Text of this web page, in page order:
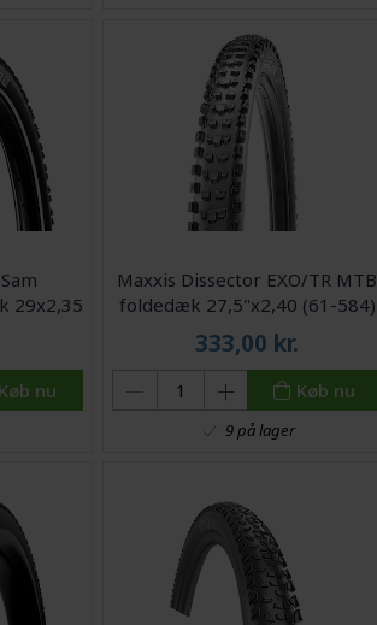
29x2,35
Køb nu
Maxxis Dissector EXO/TR MTB
foldedæk 27,5"x2,40 (61-584)
333,00 kr.
Køb nu
9 på lager